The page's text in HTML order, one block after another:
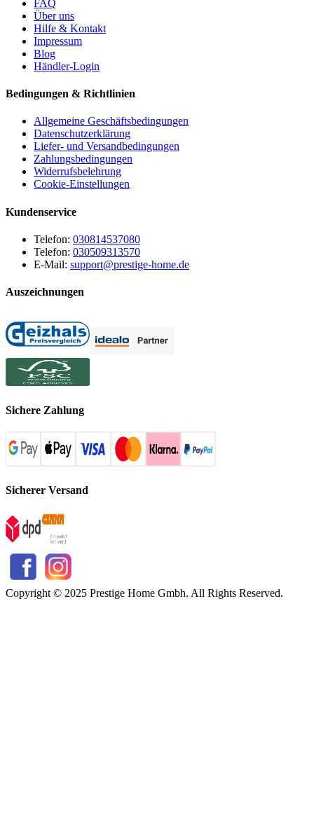
FAQ
Über uns
Hilfe & Kontakt
Impressum
Blog
Händler-Login
Bedingungen & Richtlinien
Allgemeine Geschäftsbedingungen
Datenschutzerklärung
Liefer- und Versandbedingungen
Zahlungsbedingungen
Widerrufsbelehrung
Cookie-Einstellungen
Kundenservice
Telefon: 030814537080
Telefon: 030509313570
E-Mail: support@prestige-home.de
Auszeichnungen
Sichere Zahlung
Sicherer Versand
Copyright © 2025 Prestige Home Gmbh. All Rights Reserved.